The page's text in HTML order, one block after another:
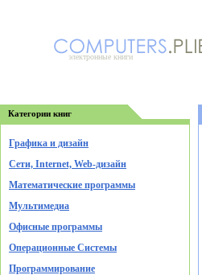
электронные книги
Категории книг
Графика и дизайн
Cети, Internet, Web-дизайн
Математические программы
Мультимедиа
Офисные программы
Операционные Системы
Программирование